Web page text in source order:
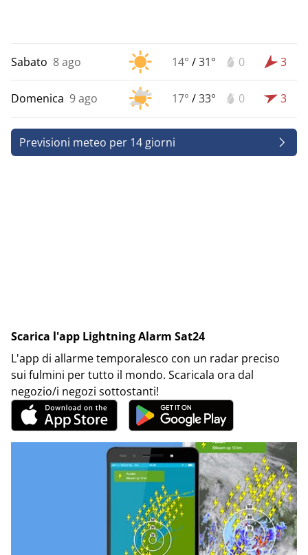
Sabato 8 ago 14° /31° 0 3
Domenica 9 ago 17° /33° 0 3
Previsioni meteo per 14 giorni
Scarica l'app Lightning Alarm Sat24
L'app di allarme temporalesco con un radar preciso
sui fulmini per tutto il mondo. Scaricala ora dal
negozio/i negozi sottostanti!